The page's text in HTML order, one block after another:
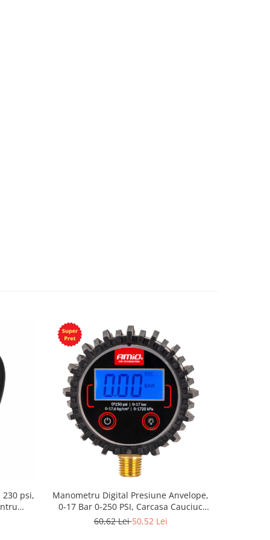
psi,
Manometru Digital Presiune Anvelope,
0-17 Bar 0-250 PSI, Carcasa Cauciuc
Protectie, Citire Rapida, Display Digital
60,62 Lei50,52 Lei